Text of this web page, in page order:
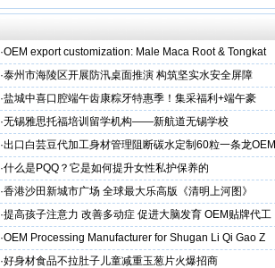
·OEM export customization: Male Maca Root & Tongkat
·泰州市海陵区开展防汛桌面推演 构筑坚实水安全屏障
·盐城中喜口腔端午齿康粽牙特惠季！集采福利+端午豪
礼，种出健康长寿牙！
·无锡雅思托福培训留学机构——新航道无锡学校
·出口白芸豆代加工身材管理阻断碳水定制60粒一条龙OEM
贴牌
·什么是PQQ？它是如何提升女性私护保养的
·香港沙田新城市广场 全球最大乐高版《清明上河图》
·提高孩子注意力 改善多动症 促进大脑发育 OEM贴牌代工
·OEM Processing Manufacturer for Shugan Li Qi Gao Z
·好身材食品不拉肚子儿童减重玉葱片火爆招商